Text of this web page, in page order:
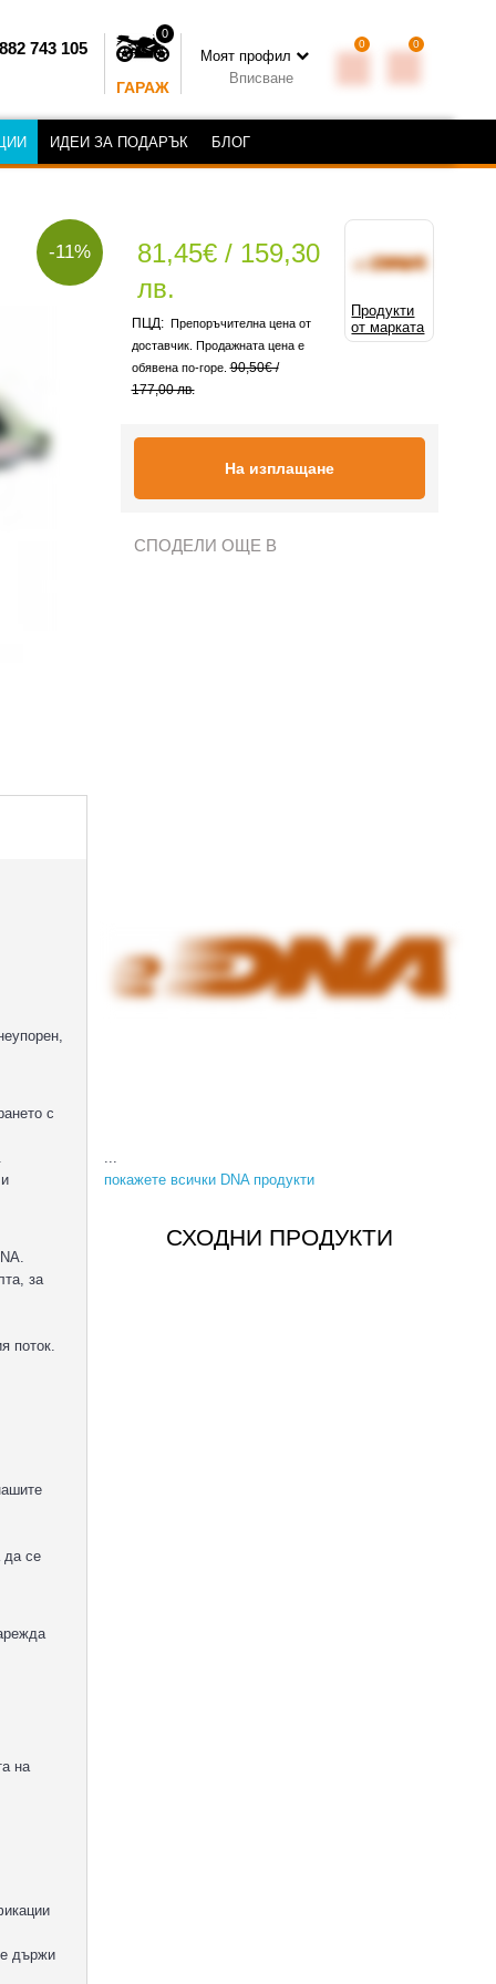
743 105
0
ГАРАЖ
Моят профил
Вписване
0 0
ИДЕИ ЗА ПОДАРЪК БЛОГ
-11%
Продукти
от марката
81,45€ / 159,30
лв.
Препоръчителна цена от
доставчик. Продажната цена е
обявена по-горе. 90,50€ /
177,00 лв.
На изплащане
СПОДЕЛИ ОЩЕ В
с
за
поток.
да се
на
държи
покажете всички DNA продукти
СХОДНИ ПРОДУКТИ